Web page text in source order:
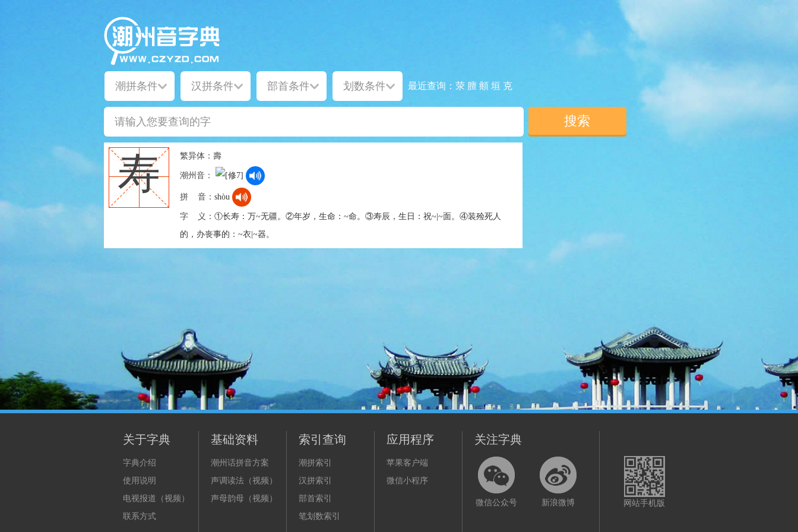
最近查询： 荥 膻 頫 垣 克
寿 繁异体： 壽
潮州音：
拼 音： shòu
字 义： ①长寿：万~无疆。②年岁，生命：~命。③寿辰，生日：祝~|~面。④装殓死人
的，办丧事的：~衣|~器。
关于字典
字典介绍
使用说明
电视报道（视频）
联系方式
基础资料
潮州话拼音方案
声调读法（视频）
声母韵母（视频）
索引查询
潮拼索引
汉拼索引
部首索引
笔划数索引
应用程序
苹果客户端
微信小程序
关注字典
微信公众号 新浪微博 网站手机版